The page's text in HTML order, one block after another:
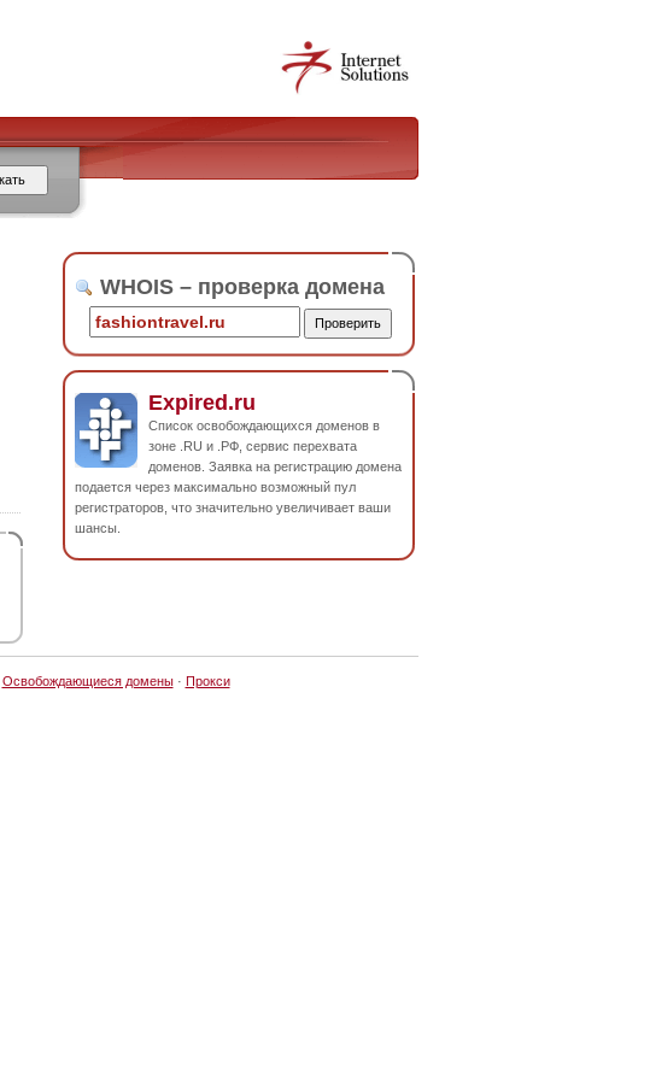
WHOIS – проверка домена
Expired.ru
Список освобождающихся доменов в
зоне .RU и .РФ, сервис перехвата
доменов. Заявка на регистрацию домена
подается через максимально возможный пул
регистраторов, что значительно увеличивает ваши
шансы.
Освобождающиеся домены· Прокси